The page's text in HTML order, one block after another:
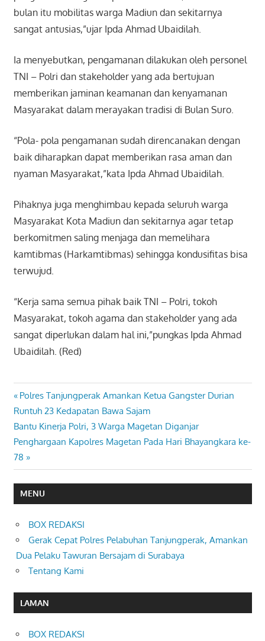
bulan itu mobilitas warga Madiun dan sekitarnya
sangat antusias,”ujar Ipda Ahmad Ubaidilah.
Ia menyebutkan, pengamanan dilakukan oleh personel
TNI – Polri dan stakeholder yang ada bertujuan
memberikan jaminan keamanan dan kenyamanan
Masyarakat dalam merayakan tradisi di Bulan Suro.
“Pola- pola pengamanan sudah direncanakan dengan
baik diharapkan dapat memberikan rasa aman dan
nyaman Masyarakat,”kata Ipda Ahmad Ubaidilah.
Pihaknya juga menghimbau kepada seluruh warga
Masyarakat Kota Madiun dan sekitarnya agar tetap
berkomitmen saling menjaga dan memelihara
kamtibmas (Harkamtibmas) sehingga kondusifitas bisa
terwujud.
“Kerja sama semua pihak baik TNI – Polri, tokoh
Masyarakat, tokoh agama dan stakeholder yang ada
sangat diperlukan dalam hal ini,”pungkas Ipda Ahmad
Ubaidilah. (Red)
Navigasi
pos
Previous
Post:
Polres Tanjungperak Amankan Ketua Gangster Durian
Runtuh 23 Kedapatan Bawa Sajam
Next
Post:
Bantu Kinerja Polri, 3 Warga Magetan Diganjar
Penghargaan Kapolres Magetan Pada Hari Bhayangkara ke-
78
MENU
BOX REDAKSI
Gerak Cepat Polres Pelabuhan Tanjungperak, Amankan
Dua Pelaku Tawuran Bersajam di Surabaya
Tentang Kami
LAMAN
BOX REDAKSI